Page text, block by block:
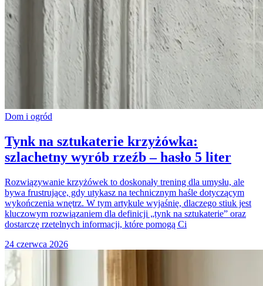
Dom i ogród
Tynk na sztukaterie krzyżówka:
szlachetny wyrób rzeźb – hasło 5 liter
Rozwiązywanie krzyżówek to doskonały trening dla umysłu, ale
bywa frustrujące, gdy utykasz na technicznym haśle dotyczącym
wykończenia wnętrz. W tym artykule wyjaśnię, dlaczego stiuk jest
kluczowym rozwiązaniem dla definicji „tynk na sztukaterie” oraz
dostarczę rzetelnych informacji, które pomogą Ci
24 czerwca 2026